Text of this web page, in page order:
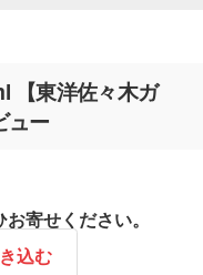
【東洋佐々木ガ
ュー
寄せください。
込む